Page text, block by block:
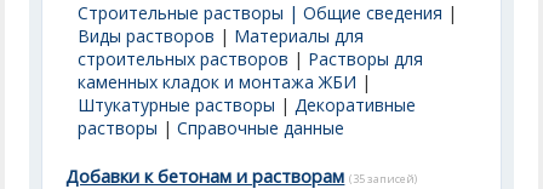
Строительные растворы | Общие сведения |
Виды растворов | Материалы для
строительных растворов | Растворы для
каменных кладок и монтажа ЖБИ |
Штукатурные растворы |Декоративные
растворы |Справочные данные
Добавки к бетонам и растворам (35 записей)